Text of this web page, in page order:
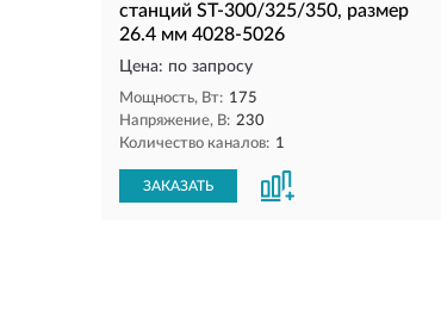
станций ST-300/325/350, размер
26.4 мм 4028-5026
Цена: по запросу
Мощность, Вт: 175
Напряжение, В: 230
Количество каналов: 1
ЗАКАЗАТЬ